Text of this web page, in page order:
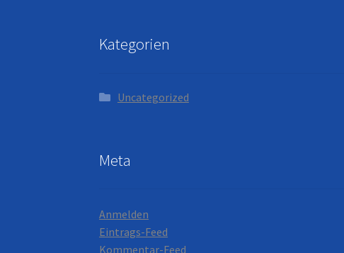
Kategorien
Uncategorized
Meta
Anmelden
Eintrags-Feed
Kommentar-Feed